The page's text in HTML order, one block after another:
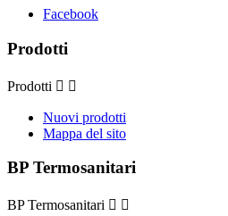
Facebook
Prodotti
Prodotti  
Nuovi prodotti
Mappa del sito
BP Termosanitari
BP Termosanitari  